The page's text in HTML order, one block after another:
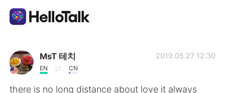
Language Exchange App
AI Grammar Checker
MsT 테치
EN CN
2019.05.27 12:30
there is no long distance about love it always